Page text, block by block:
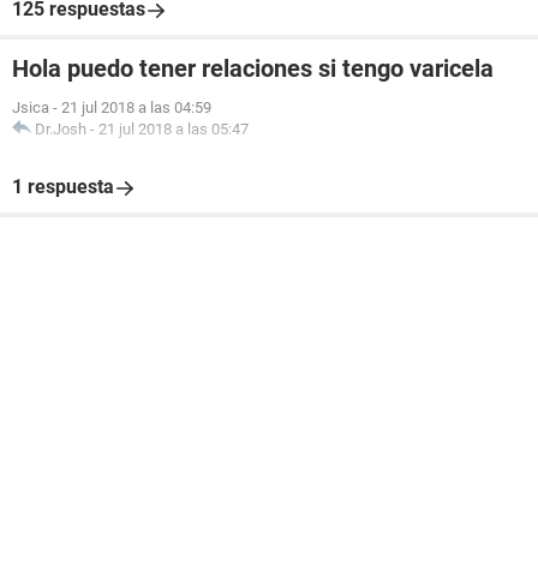
125 respuestas
Hola puedo tener relaciones si tengo varicela
Jsica - 21 jul 2018 a las 04:59
Dr.Josh - 21 jul 2018 a las 05:47
1 respuesta